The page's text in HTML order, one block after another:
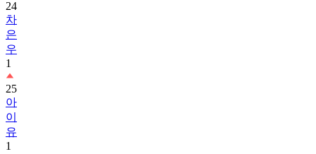
24
차
은
우
1
25
아
이
유
1